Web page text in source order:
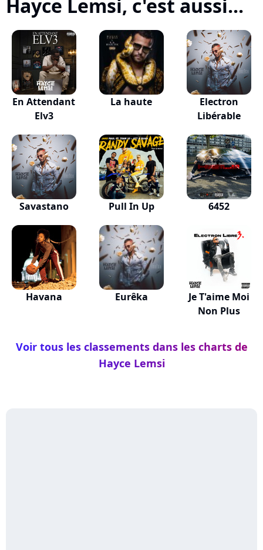
Hayce Lemsi, c'est aussi...
En Attendant
Elv3
La haute
Electron
Libérable
Savastano Pull In Up 6452
Havana Eurêka
Je T'aime Moi
Non Plus
Voir tous les classements dans les charts de
Hayce Lemsi